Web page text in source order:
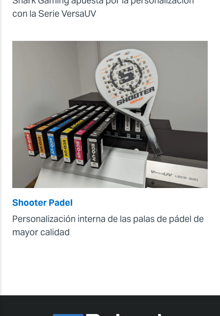
con la Serie VersaUV
Shooter Padel
Personalización interna de las palas de pádel de
mayor calidad